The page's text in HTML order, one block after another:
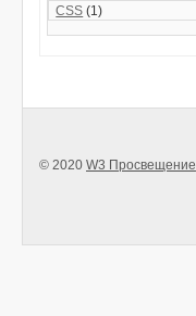
CSS (1)
© 2020 W3 Просвещение